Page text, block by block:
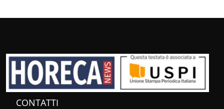
CONTATTI